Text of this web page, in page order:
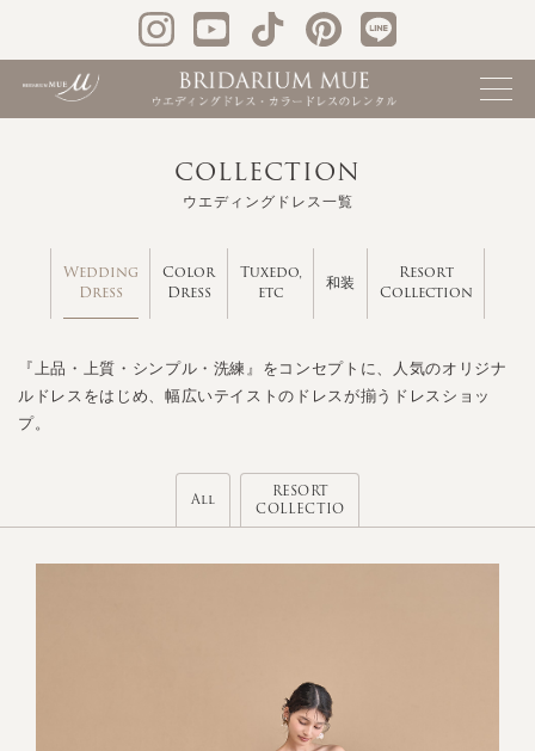
COLLECTION
ウエディングドレス一覧
Wedding
Dress
Color
Dress
Tuxedo,
etc
和装
Resort
Collection
『上品・上質・シンプル・洗練』をコンセプトに、人気のオリジナ
ルドレスをはじめ、幅広いテイストのドレスが揃うドレスショッ
プ。
All
RESORT
COLLECTIO